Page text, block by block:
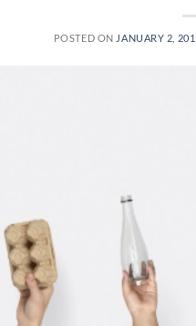
POSTED ON JANUARY 2,